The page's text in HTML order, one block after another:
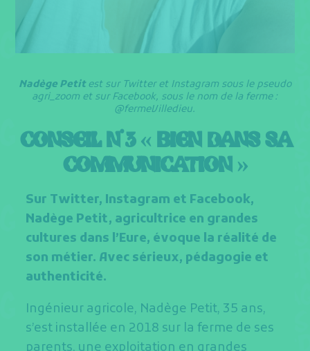
Nadège Petit est sur Twitter et Instagram sous le pseudo
agri_zoom et sur Facebook, sous le nom de la ferme :
@fermeVilledieu.
CONSEIL N˚ 3 « BIEN DANS SA
COMMUNICATION »
Sur Twitter, Instagram et Facebook,
Nadège Petit, agricultrice en grandes
cultures dans l’Eure, évoque la réalité de
son métier. Avec sérieux, pédagogie et
authenticité.
Ingénieur agricole, Nadège Petit, 35 ans,
s’est installée en 2018 sur la ferme de ses